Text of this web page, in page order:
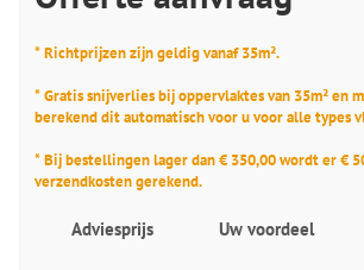
* Richtprijzen zijn geldig vanaf 35m².
* Gratis snijverlies bij oppervlaktes van 35m² en
berekend dit automatisch voor u voor alle types
* Bij bestellingen lager dan € 350,00 wordt er €
verzendkosten gerekend.
Adviesprijs Uw voordeel